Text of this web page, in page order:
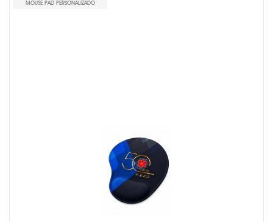
MOUSE PAD PERSONALIZADO